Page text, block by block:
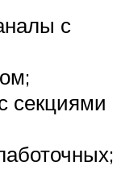
с
секциями